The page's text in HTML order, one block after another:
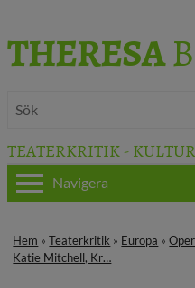
THERESA
TEATERKRITIK -
OM THERESA
Navigera
Hem »Teaterkritik » Europa »
Katie Mitchell, Kr…